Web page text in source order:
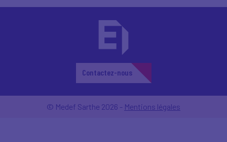
Contactez-nous
© Medef Sarthe 2026 - Mentions légales